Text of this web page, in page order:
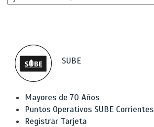
SUBE
Mayores de 70 Años
Puntos Operativos SUBE Corrientes
Registrar Tarjeta